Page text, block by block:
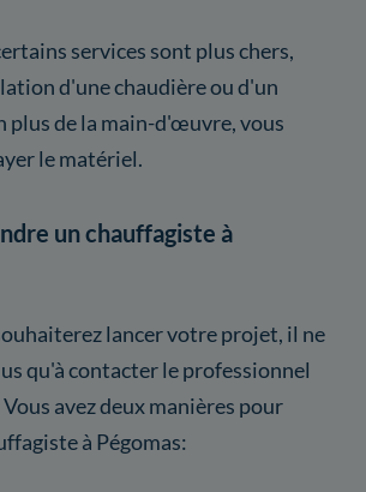
services sont plus chers,
d'une chaudière ou d'un
plus de la main-d'œuvre, vous
le matériel.
un chauffagiste à
lancer votre projet, il ne
qu'à contacter le professionnel
avez deux manières pour
à Pégomas: